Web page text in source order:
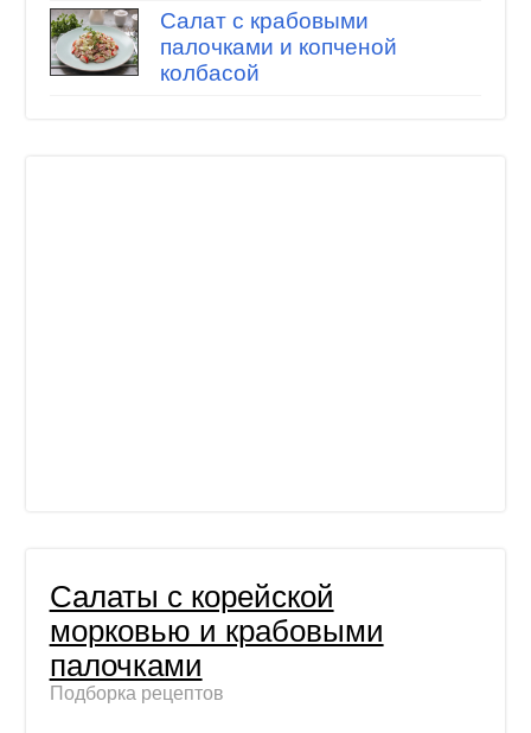
Салат с крабовыми
палочками и копченой
колбасой
Салаты с корейской
морковью и крабовыми
палочками
Подборка рецептов